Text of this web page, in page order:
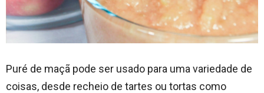
Puré de maçã pode ser usado para uma variedade de
coisas, desde recheio de tartes ou tortas como